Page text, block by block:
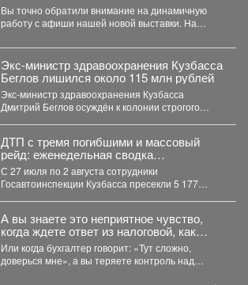
«Шахтёрская слава» автор Тамара
Шлыкова
Вы точно обратили внимание на динамичную
работу с афиши нашей новой выставки. На
Экс-министр здравоохранения Кузбасса
Беглов лишился около 115 млн рублей
Экс-министр здравоохранения Кузбасса
Дмитрий Беглов осуждён к колонии строгого
ДТП с тремя погибшими и массовый
рейд: еженедельная сводка
Госавтоинспекции Кузбасса
С 27 июля по 2 августа сотрудники
Госавтоинспекции Кузбасса пресекли 5 177
А вы знаете это неприятное чувство,
когда ждете ответ из налоговой, как
приговор?
Или когда бухгалтер говорит: «Тут сложно,
доверься мне», а вы теряете контроль над